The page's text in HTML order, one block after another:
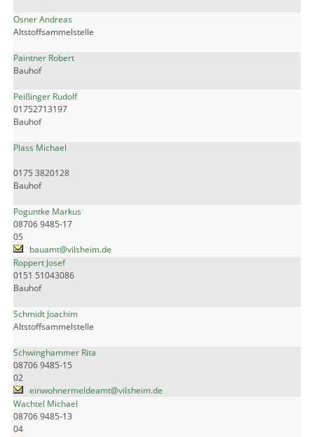
Osner Andreas
Altstoffsammelstelle
Paintner Robert
Bauhof
Peißinger Rudolf
01752713197
Bauhof
Plass Michael
0175 3820128
Bauhof
Poguntke Markus
08706 9485-17
05
bauamt@vilsheim.de
Roppert Josef
0151 51043086
Bauhof
Schmidt Joachim
Altstoffsammelstelle
Schwinghammer Rita
08706 9485-15
02
einwohnermeldeamt@vilsheim.de
Wachtel Michael
08706 9485-13
04